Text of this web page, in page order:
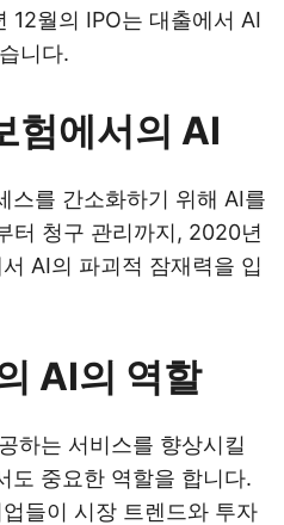
12월의 IPO는 대출에서 AI
니다.
험에서의 AI
스를 간소화하기 위해 AI를
터 청구 관리까지, 2020년
AI의 파괴적 잠재력을 입
AI의 역할
하는 서비스를 향상시킬
도 중요한 역할을 합니다.
들이 시장 트렌드와 투자